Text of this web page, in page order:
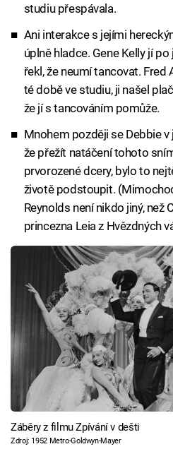
studiu přespávala.
Ani interakce s jejími
úplně hladce. Gene Kelly jí
řekl, že neumí tancovat. Fred
té době ve studiu, ji našel
že jí s tancováním pomůže.
Mnohem později se Debbie
že přežít natáčení tohoto
prvorozené dcery, bylo to
životě podstoupit.
Reynolds není nikdo jiný, než
princezna Leia z Hvězdných
Záběry z filmu Zpívání v dešti
Zdroj: 1952 Metro-Goldwyn-Mayer